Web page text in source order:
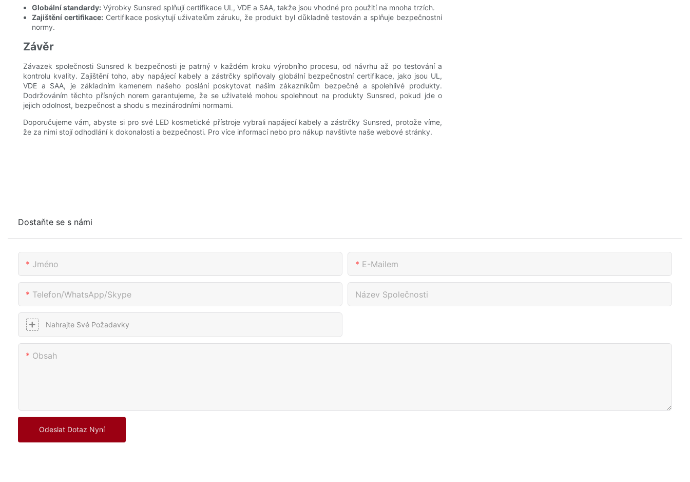
Globální standardy:Výrobky Sunsred splňují certifikace UL, VDE a SAA, takže jsou vhodné pro použití na mnoha trzích.
Zajištění certifikace:Certifikace poskytují uživatelům záruku, že produkt byl důkladně testován a splňuje bezpečnostní
normy.
Závěr
Závazek společnosti Sunsred k bezpečnosti je patrný v každém kroku výrobního procesu, od návrhu až po testování a
kontrolu kvality. Zajištění toho, aby napájecí kabely a zástrčky splňovaly globální bezpečnostní certifikace, jako jsou UL,
VDE a SAA, je základním kamenem našeho poslání poskytovat našim zákazníkům bezpečné a spolehlivé produkty.
Dodržováním těchto přísných norem garantujeme, že se uživatelé mohou spolehnout na produkty Sunsred, pokud jde o
jejich odolnost, bezpečnost a shodu s mezinárodními normami.
Doporučujeme vám, abyste si pro své LED kosmetické přístroje vybrali napájecí kabely a zástrčky Sunsred, protože víme,
že za nimi stojí odhodlání k dokonalosti a bezpečnosti. Pro více informací nebo pro nákup navštivte naše webové stránky.
Dostaňte se s námi
Jméno E-Mailem
Telefon/whatsApp/skype Název Společnosti
Nahrajte Své Požadavky
Obsah
Odeslat Dotaz Nyní